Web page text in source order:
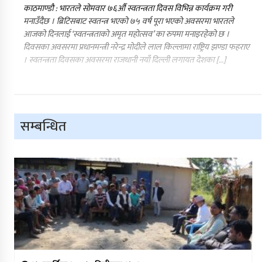
काठमाण्डौ : भारतले सोमवार ७६औँ स्वतन्त्रता दिवस विभिन्न कार्यक्रम गरी
मनाउँदैछ । ब्रिटिसबाट स्वतन्त्र भएको ७५ वर्ष पूरा भएको अवसरमा भारतले
आजको दिनलाई ‘स्वतन्त्रताको अमृत महोत्सव’ का रुपमा मनाइरहेको छ ।
दिवसका अवसरमा प्रधानमन्त्री नरेन्द्र मोदीले लाल किल्लामा राष्ट्रिय झण्डा फहराए
। स्वतन्त्रता दिवसका अवसरमा राजधानी नयाँ दिल्ली लगायत देशका […]
सम्बन्धित